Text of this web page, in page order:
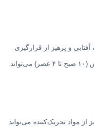
و پرهیز از قرارگیری
در معرض نور خورشید در ساعات اوج تابش (۱۰ صبح تا ۴ عصر) می‌تواند
از مواد تحریک‌کننده می‌تواند